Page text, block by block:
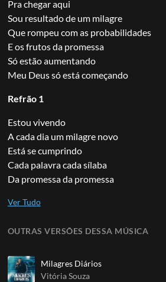
Pra chegar aqui
Sou resultado de um milagre
Que rompeu com as probabilidades
E os frutos da promessa
Só estão aumentando
Meu Deus só está começando
Refrão 1
Estou vivendo
A cada dia um milagre novo
Está se cumprindo
Cada palavra cada sílaba
Da promessa da promessa
OUTRAS VERSÕES DESSA MÚSICA
Milagres Diários
Vitória Souza